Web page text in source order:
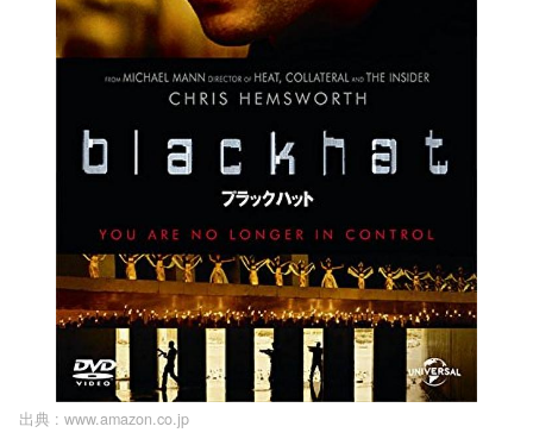
出典 : www.amazon.co.jp